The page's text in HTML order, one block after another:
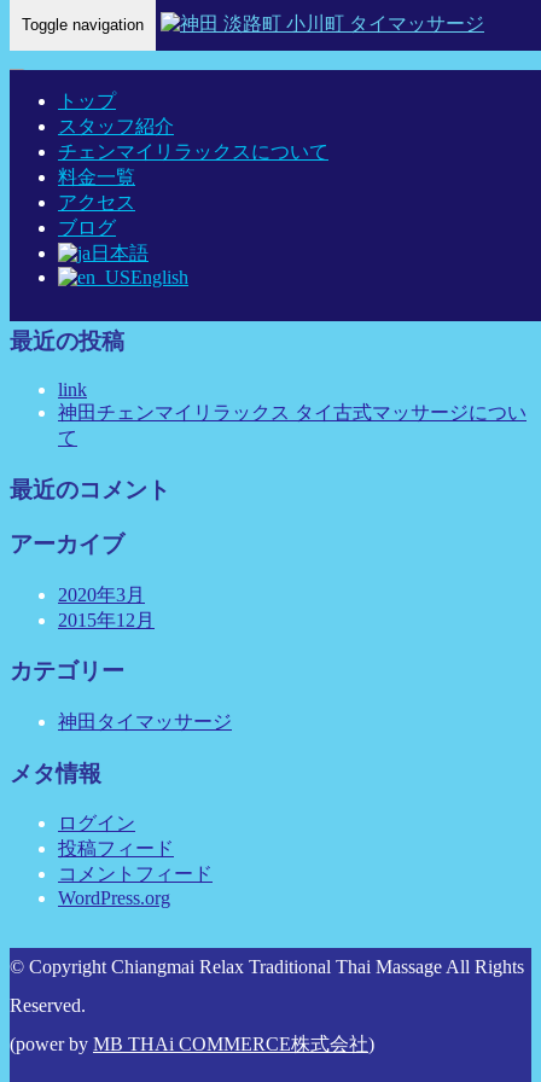
Toggle navigation
トップ
スタッフ紹介
チェンマイリラックスについて
料金一覧
アクセス
ブログ
日本語
English
Home- アン …
アン 神田 タイマッサージ タイ古式マッサージ チェンマイリ
ラックス
最近の投稿
link
神田チェンマイリラックス タイ古式マッサージについ
て
最近のコメント
アーカイブ
2020年3月
2015年12月
カテゴリー
神田タイマッサージ
メタ情報
ログイン
投稿フィード
コメントフィード
WordPress.org
© Copyright Chiangmai Relax Traditional Thai Massage All Rights
Reserved.
(power by MB THAi COMMERCE株式会社)